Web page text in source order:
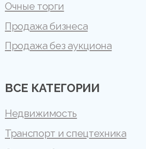
Очные торги
Продажа бизнеса
Продажа без аукциона
ВСЕ КАТЕГОРИИ
Недвижимость
Транспорт и спецтехника